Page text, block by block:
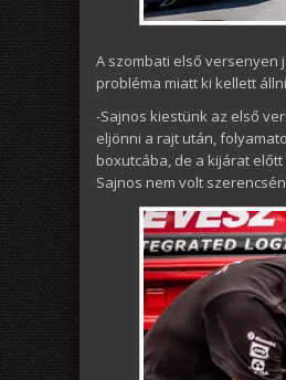
A szombati első versenyen
probléma miatt ki kellett
-Sajnos kiestünk az első
eljönni a rajt után,
boxutcába, de a kijárat
Sajnos nem volt